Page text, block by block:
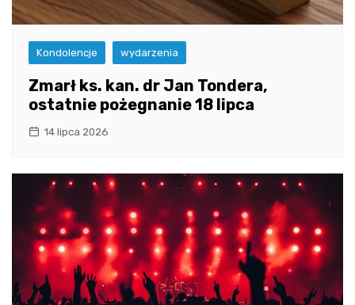
Kondolencje wydarzenia
Zmarł ks. kan. dr Jan Tondera,
ostatnie pożegnanie 18 lipca
14 lipca 2026